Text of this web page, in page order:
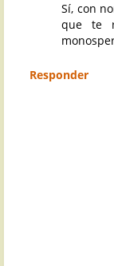
Sí, con
que te
Responder